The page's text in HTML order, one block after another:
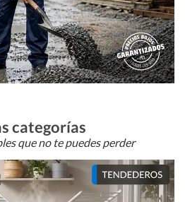
categorías
que no te puedes perder